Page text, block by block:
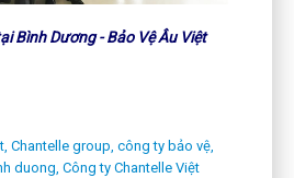
Bình Dương - Bảo Vệ Âu Việt
Chantelle group, công ty bảo vệ,
duong, Công ty Chantelle Việt